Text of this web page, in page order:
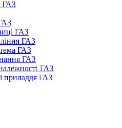
ГАЗ
ГАЗ
ГАЗ
ГАЗ
ГАЗ
ГАЗ
приладдя ГАЗ